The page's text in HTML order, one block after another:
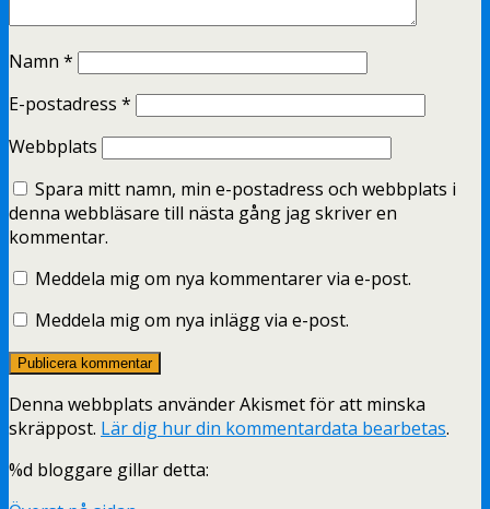
Namn *
E-postadress *
Webbplats
Spara mitt namn, min e-postadress och webbplats i
denna webbläsare till nästa gång jag skriver en
kommentar.
Meddela mig om nya kommentarer via e-post.
Meddela mig om nya inlägg via e-post.
Denna webbplats använder Akismet för att minska
skräppost. Lär dig hur din kommentardata bearbetas.
%d bloggare gillar detta: